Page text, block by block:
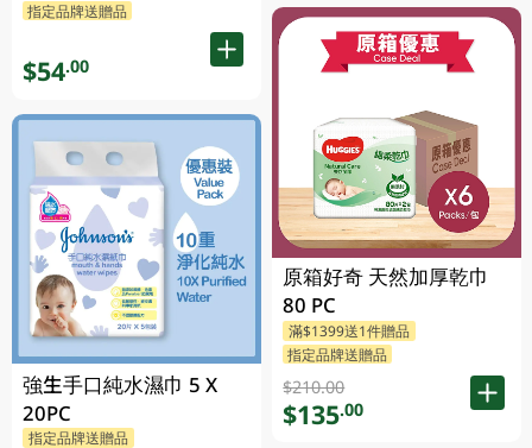
指定品牌送贈品
$54.00
強生手口純水濕巾 5 X
20PC
指定品牌送贈品
原箱好奇 天然加厚乾巾
80 PC
滿$1399送1件贈品
指定品牌送贈品
$210.00
$135.00